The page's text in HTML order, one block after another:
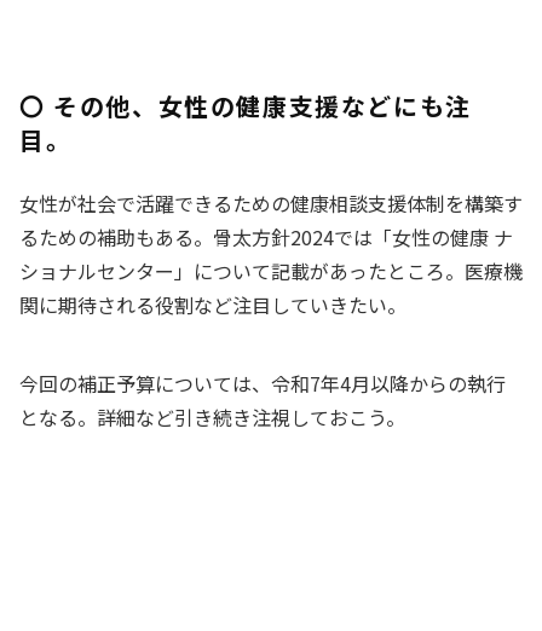
〇 その他、女性の健康支援などにも注
目。
女性が社会で活躍できるための健康相談支援体制を構築す
るための補助もある。骨太方針2024では「女性の健康 ナ
ショナルセンター」について記載があったところ。医療機
関に期待される役割など注目していきたい。
今回の補正予算については、令和7年4月以降からの執行
となる。詳細など引き続き注視しておこう。